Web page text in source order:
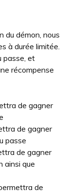
du démon, nous
à durée limitée.
passe, et
récompense
de gagner
de gagner
passe
de gagner
ainsi que
de